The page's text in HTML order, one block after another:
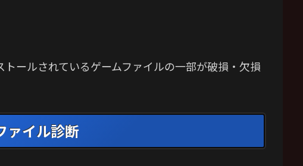
ールされているゲームファイルの一部が破損・欠損
イル診断